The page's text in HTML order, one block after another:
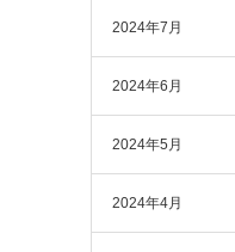
2024年7月
2024年6月
2024年5月
2024年4月